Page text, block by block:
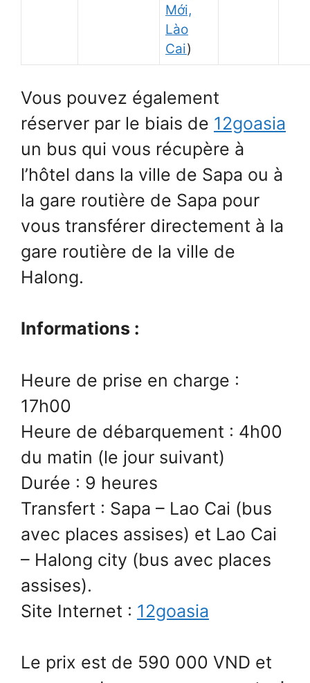
Mới,
Lào
Cai)
Vous pouvez également
réserver par le biais de 12goasia
un bus qui vous récupère à
l’hôtel dans la ville de Sapa ou à
la gare routière de Sapa pour
vous transférer directement à la
gare routière de la ville de
Halong.
Informations :
Heure de prise en charge :
17h00
Heure de débarquement : 4h00
du matin (le jour suivant)
Durée : 9 heures
Transfert : Sapa – Lao Cai (bus
avec places assises) et Lao Cai
– Halong city (bus avec places
assises).
Site Internet : 12goasia
Le prix est de 590 000 VND et